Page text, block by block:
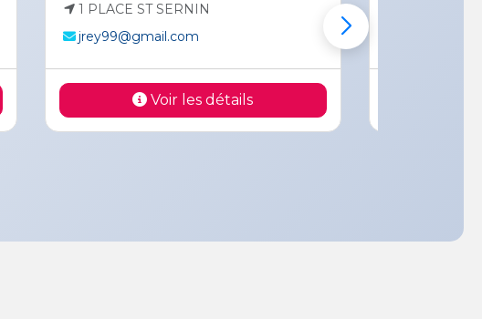
1 PLACE ST SERNIN
jrey99@gmail.com
Voir les détails